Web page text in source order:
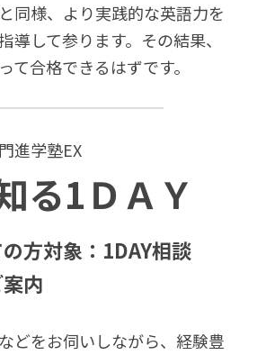
同様、より実践的な英語力を
導して参ります。その結果、
て合格できるはずです。
進学塾EX
る1ＤＡＹ
方対象：1DAY相談
内
どをお伺いしながら、経験豊